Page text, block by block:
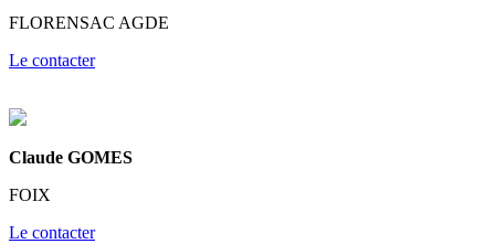
FLORENSAC AGDE
Le contacter
Claude GOMES
FOIX
Le contacter